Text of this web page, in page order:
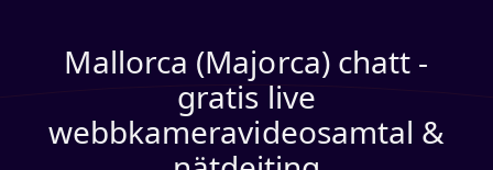
Mallorca (Majorca) chatt -
gratis live
webbkameravideosamtal &